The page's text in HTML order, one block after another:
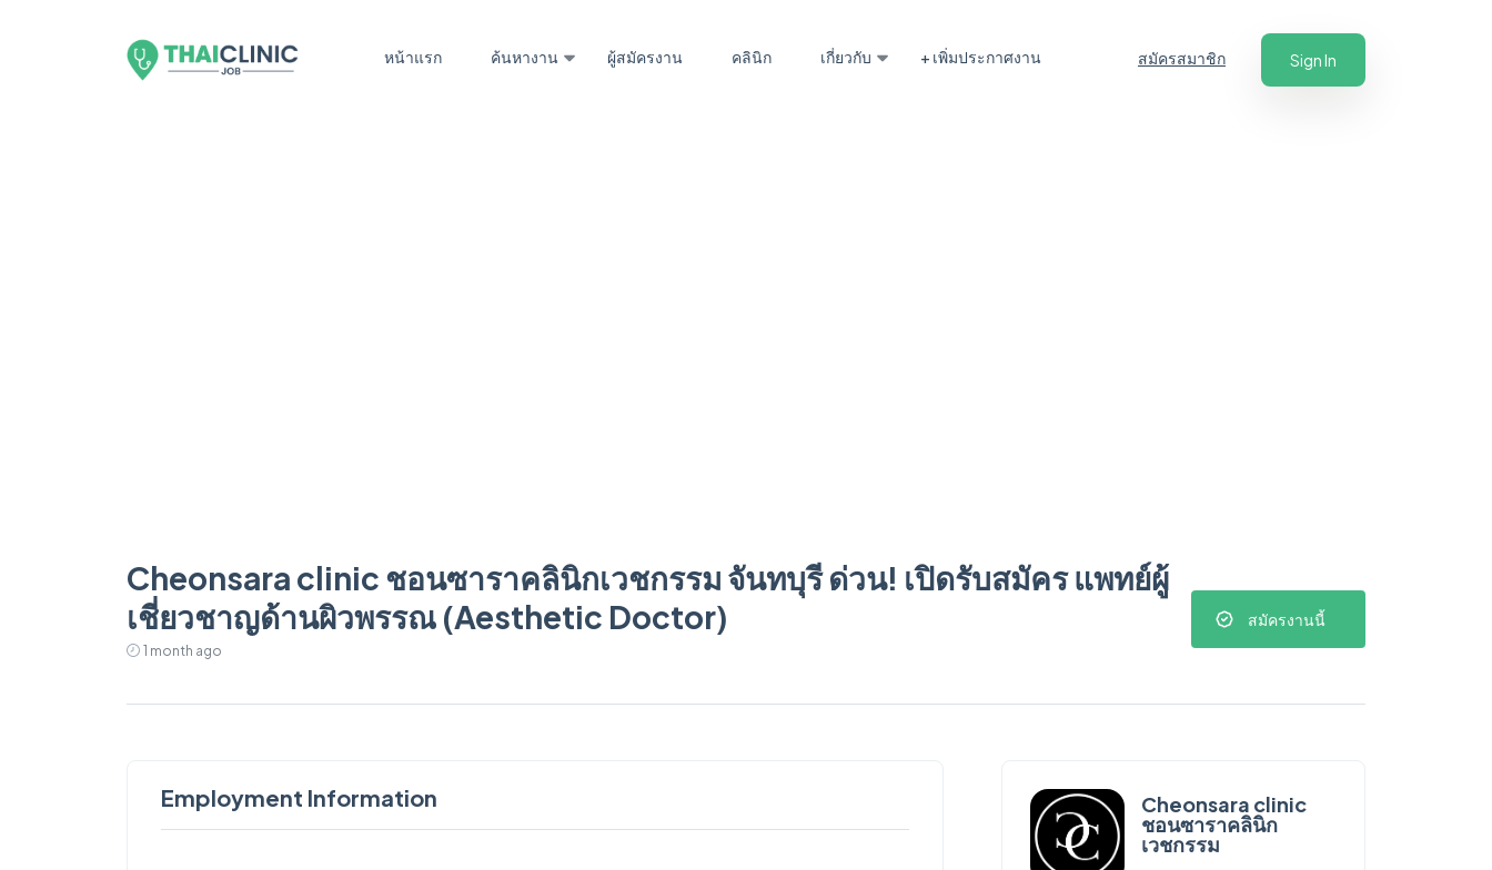
หน้าแรก ค้นหางาน ผู้สมัครงาน คลินิก เกี่ยวกับ + เพิ่มประกาศงาน สมัครสมาชิก Sign In
Cheonsara clinic ชอนซาราคลินิกเวชกรรม จันทบุรี ด่วน! เปิดรับสมัคร แพทย์ผู้
เชี่ยวชาญด้านผิวพรรณ (Aesthetic Doctor)
1 month ago
สมัครงานนี้
Employment Information Cheonsara clinic
ชอนซาราคลินิก
เวชกรรม